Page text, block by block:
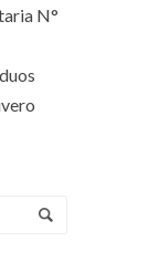
N°